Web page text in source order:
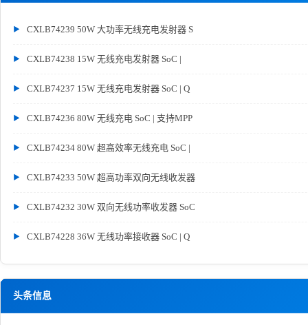
CXLB74239 50W 大功率无线充电发射器 S
CXLB74238 15W 无线充电发射器 SoC |
CXLB74237 15W 无线充电发射器 SoC | Q
CXLB74236 80W 无线充电 SoC | 支持MPP
CXLB74234 80W 超高效率无线充电 SoC |
CXLB74233 50W 超高功率双向无线收发器
CXLB74232 30W 双向无线功率收发器 SoC
CXLB74228 36W 无线功率接收器 SoC | Q
头条信息